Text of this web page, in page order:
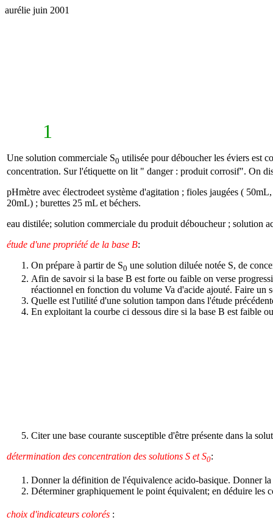
aurélie juin 2001
1
Une solution commerciale S0 utilisée pour déboucher les éviers est
concentration. Sur l'étiquette on lit " danger : produit corrosif". On
pHmètre avec électrodeet système d'agitation ; fioles jaugées (
20mL) ; burettes 25 mL et béchers.
eau distilée; solution commerciale du produit déboucheur ;
étude d'une propriété de la base B:
On prépare à partir de S0 une solution diluée notée S, de
Afin de savoir si la base B est forte ou faible on verse
réactionnel en fonction du volume Va d'acide ajouté. Faire un
Quelle est l'utilité d'une solution tampon dans l'étude
En exploitant la courbe ci dessous dire si la base B est faible
Citer une base courante susceptible d'être présente dans la
détermination des concentration des solutions S et S0:
Donner la définition de l'équivalence acido-basique. Donner
Déterminer graphiquement le point équivalent; en déduire les
choix d'indicateurs colorés :